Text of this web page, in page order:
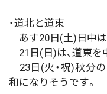
・道北と道東
あす20日(土)日中は
21日(日)は、道東を
23日(火・祝)秋分の
和になりそうです。